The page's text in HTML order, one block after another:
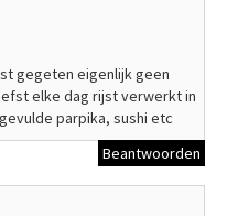
gegeten eigenlijk geen
elke dag rijst verwerkt in
parpika, sushi etc
Beantwoorden